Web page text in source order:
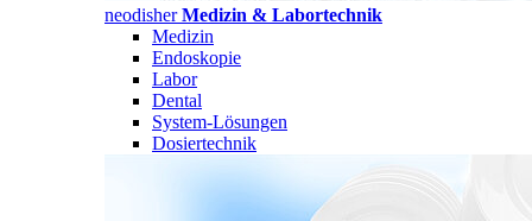
neodisherMedizin & Labortechnik
Medizin
Endoskopie
Labor
Dental
System-Lösungen
Dosiertechnik